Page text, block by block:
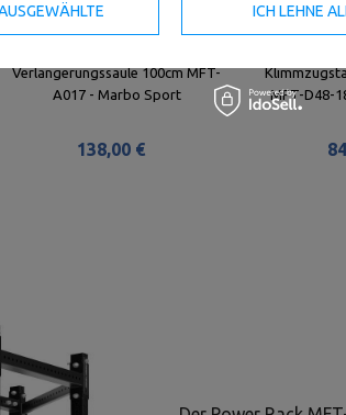
Verlängerungssäule 100cm MFT-
A017 - Marbo Sport
138,00 €
MFT-D48-
ICH LEHNE